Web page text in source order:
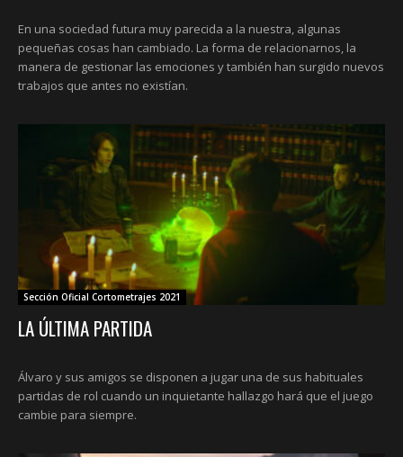
En una sociedad futura muy parecida a la nuestra, algunas
pequeñas cosas han cambiado. La forma de relacionarnos, la
manera de gestionar las emociones y también han surgido nuevos
trabajos que antes no existían.
Sección Oficial Cortometrajes 2021
LA ÚLTIMA PARTIDA
Álvaro y sus amigos se disponen a jugar una de sus habituales
partidas de rol cuando un inquietante hallazgo hará que el juego
cambie para siempre.